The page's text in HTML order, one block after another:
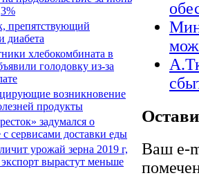
препятствующий
диабета
хлебокомбината в
голодовку из-за
возникновение
продукты
задумался о
с сервисами доставки еды
урожай зерна 2019 г,
вырастут меньше
Ваш e-